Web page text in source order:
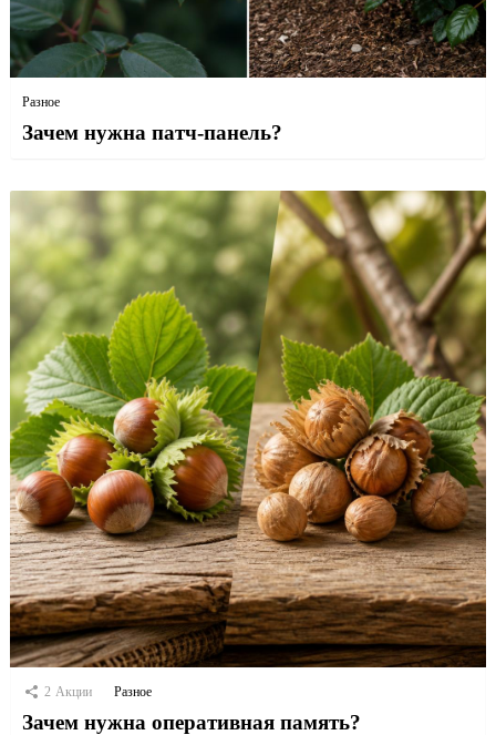
Разное
Зачем нужна патч-панель?
2 Акции Разное
Зачем нужна оперативная память?